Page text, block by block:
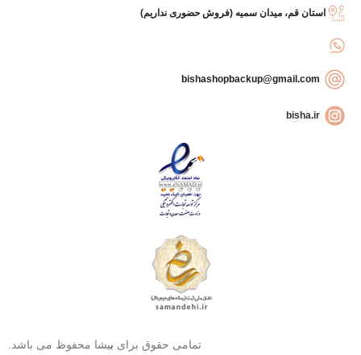
استان قم، میدان سمیه (فروش حضوری نداریم)
bisha.ir
تمامی حقوق برای بیشا محفوظ می باشد.